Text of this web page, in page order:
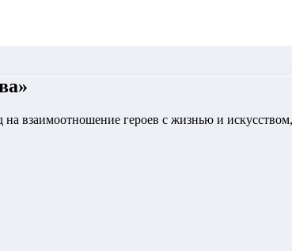
»
на взаимоотношение героев с жизнью и